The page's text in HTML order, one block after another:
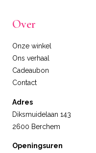
Over
Onze winkel
Ons verhaal
Cadeaubon
Contact
Adres
Diksmuidelaan 143
2600 Berchem
Openingsuren